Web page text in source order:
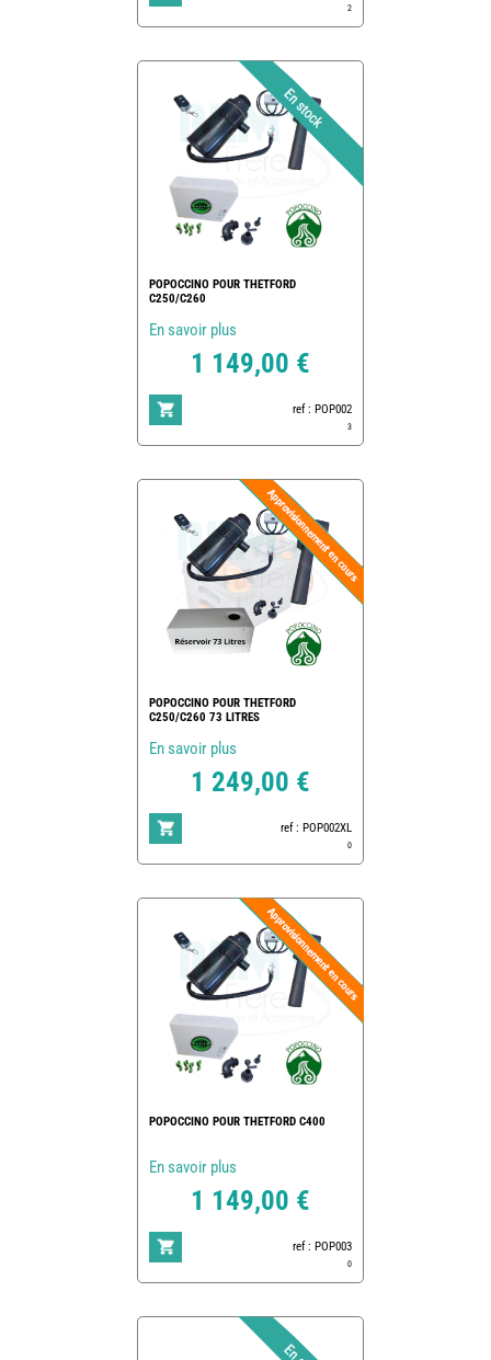
2
POPOCCINO POUR THETFORD
C250/C260
En savoir plus
1 149,00 €
ref : POP002
3
POPOCCINO POUR THETFORD
C250/C260 73 LITRES
En savoir plus
1 249,00 €
ref : POP002XL
0
POPOCCINO POUR THETFORD C400
En savoir plus
1 149,00 €
ref : POP003
0